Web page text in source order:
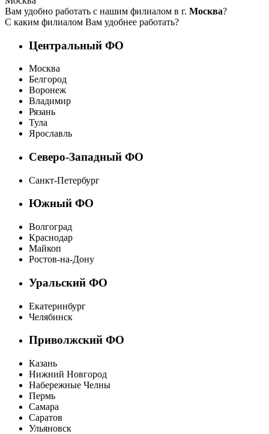
Вам удобно работать с нашим филиалом в г. Москва?
С каким филиалом Вам удобнее работать?
Центральный ФО
Москва
Белгород
Воронеж
Владимир
Рязань
Тула
Ярославль
Северо-Западный ФО
Санкт-Петербург
Южный ФО
Волгоград
Краснодар
Майкоп
Ростов-на-Дону
Уральский ФО
Екатеринбург
Челябинск
Приволжский ФО
Казань
Нижний Новгород
Набережные Челны
Пермь
Самара
Саратов
Ульяновск